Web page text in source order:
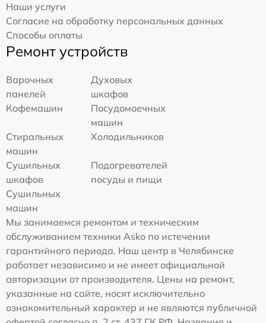
Наши услуги
Согласие на обработку персональных данных
Способы оплаты
Ремонт устройств
Варочных
панелей
Духовых
шкафов
Кофемашин
Посудомоечных
машин
Стиральных
машин
Холодильников
Сушильных
шкафов
Подогревателей
посуды и пищи
Сушильных
машин
Мы занимаемся ремонтом и техническим
обслуживанием техники Asko по истечении
гарантийного периода. Наш центр в Челябинске
работает независимо и не имеет официальной
авторизации от производителя. Цены на ремонт,
указанные на сайте, носят исключительно
ознакомительный характер и не являются публичной